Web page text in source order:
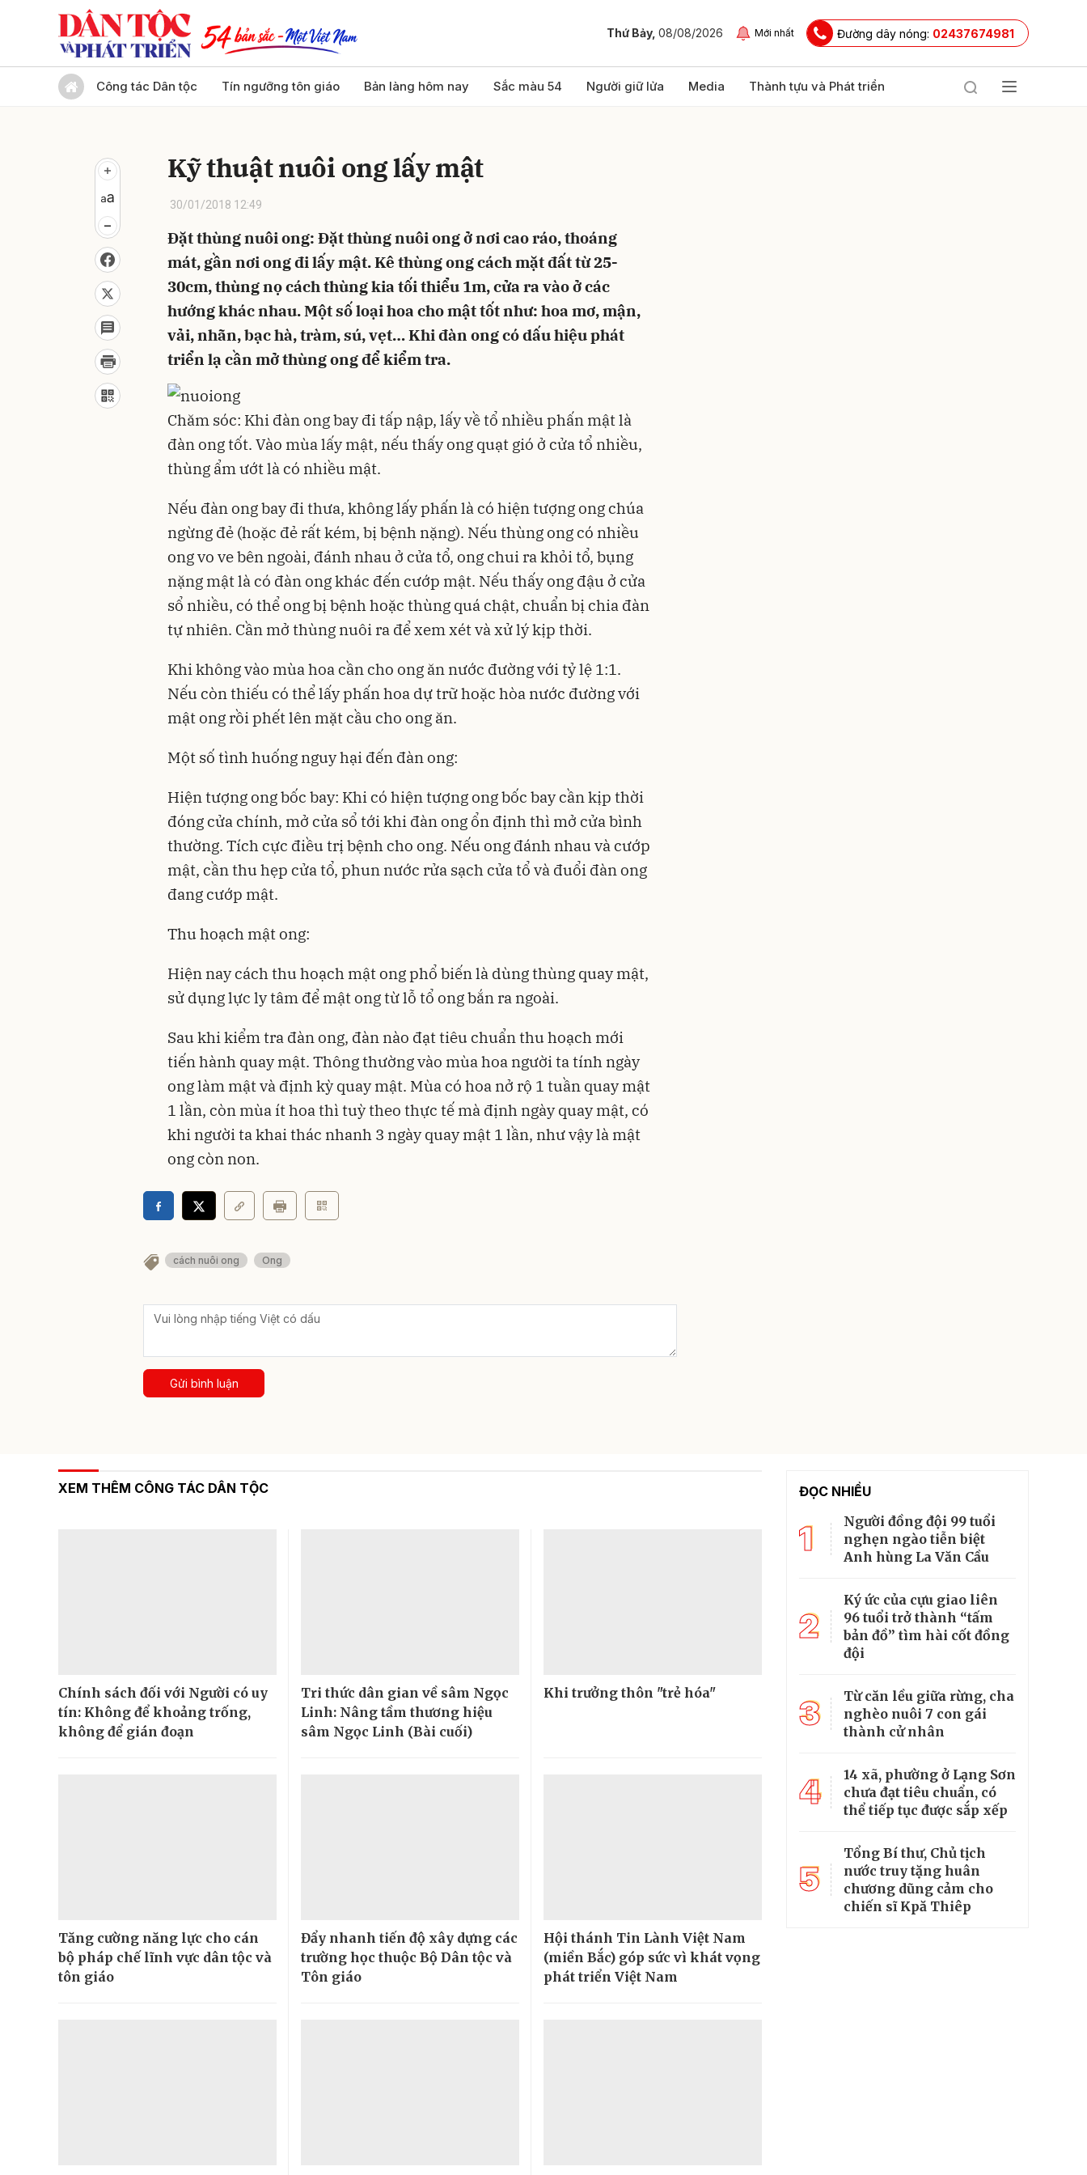
Thứ Bảy, 08/08/2026 Mới nhất Đường dây nóng: 02437674981
Công tác Dân tộc Tín ngưỡng tôn giáo Bản làng hôm nay Sắc màu 54 Người giữ lửa Media Thành tựu và Phát triển
Kỹ thuật nuôi ong lấy mật
30/01/2018 12:49
Đặt thùng nuôi ong: Đặt thùng nuôi ong ở nơi cao ráo, thoáng
mát, gần nơi ong đi lấy mật. Kê thùng ong cách mặt đất từ 25-
30cm, thùng nọ cách thùng kia tối thiểu 1m, cửa ra vào ở các
hướng khác nhau. Một số loại hoa cho mật tốt như: hoa mơ, mận,
vải, nhãn, bạc hà, tràm, sú, vẹt… Khi đàn ong có dấu hiệu phát
triển lạ cần mở thùng ong để kiểm tra.
Chăm sóc: Khi đàn ong bay đi tấp nập, lấy về tổ nhiều phấn mật là
đàn ong tốt. Vào mùa lấy mật, nếu thấy ong quạt gió ở cửa tổ nhiều,
thùng ẩm ướt là có nhiều mật.
Nếu đàn ong bay đi thưa, không lấy phấn là có hiện tượng ong chúa
ngừng đẻ (hoặc đẻ rất kém, bị bệnh nặng). Nếu thùng ong có nhiều
ong vo ve bên ngoài, đánh nhau ở cửa tổ, ong chui ra khỏi tổ, bụng
nặng mật là có đàn ong khác đến cướp mật. Nếu thấy ong đậu ở cửa
sổ nhiều, có thể ong bị bệnh hoặc thùng quá chật, chuẩn bị chia đàn
tự nhiên. Cần mở thùng nuôi ra để xem xét và xử lý kịp thời.
Khi không vào mùa hoa cần cho ong ăn nước đường với tỷ lệ 1:1.
Nếu còn thiếu có thể lấy phấn hoa dự trữ hoặc hòa nước đường với
mật ong rồi phết lên mặt cầu cho ong ăn.
Một số tình huống nguy hại đến đàn ong:
Hiện tượng ong bốc bay: Khi có hiện tượng ong bốc bay cần kịp thời
đóng cửa chính, mở cửa sổ tới khi đàn ong ổn định thì mở cửa bình
thường. Tích cực điều trị bệnh cho ong. Nếu ong đánh nhau và cướp
mật, cần thu hẹp cửa tổ, phun nước rửa sạch cửa tổ và đuổi đàn ong
đang cướp mật.
Thu hoạch mật ong:
Hiện nay cách thu hoạch mật ong phổ biến là dùng thùng quay mật,
sử dụng lực ly tâm để mật ong từ lỗ tổ ong bắn ra ngoài.
Sau khi kiểm tra đàn ong, đàn nào đạt tiêu chuẩn thu hoạch mới
tiến hành quay mật. Thông thường vào mùa hoa người ta tính ngày
ong làm mật và định kỳ quay mật. Mùa có hoa nở rộ 1 tuần quay mật
1 lần, còn mùa ít hoa thì tuỳ theo thực tế mà định ngày quay mật, có
khi người ta khai thác nhanh 3 ngày quay mật 1 lần, như vậy là mật
ong còn non.
cách nuôi ong Ong
Gửi bình luận
XEM THÊM CÔNG TÁC DÂN TỘC
Chính sách đối với Người có uy
tín: Không để khoảng trống,
không để gián đoạn
Tri thức dân gian về sâm Ngọc
Linh: Nâng tầm thương hiệu
sâm Ngọc Linh (Bài cuối)
Khi trưởng thôn "trẻ hóa"
Tăng cường năng lực cho cán
bộ pháp chế lĩnh vực dân tộc và
tôn giáo
Đẩy nhanh tiến độ xây dựng các
trường học thuộc Bộ Dân tộc và
Tôn giáo
Hội thánh Tin Lành Việt Nam
(miền Bắc) góp sức vì khát vọng
phát triển Việt Nam
ĐỌC NHIỀU
1
Người đồng đội 99 tuổi
nghẹn ngào tiễn biệt
Anh hùng La Văn Cầu
2
Ký ức của cựu giao liên
96 tuổi trở thành “tấm
bản đồ” tìm hài cốt đồng
đội
3
Từ căn lều giữa rừng, cha
nghèo nuôi 7 con gái
thành cử nhân
4
14 xã, phường ở Lạng Sơn
chưa đạt tiêu chuẩn, có
thể tiếp tục được sắp xếp
5
Tổng Bí thư, Chủ tịch
nước truy tặng huân
chương dũng cảm cho
chiến sĩ Kpă Thiêp
Gửi bình luận